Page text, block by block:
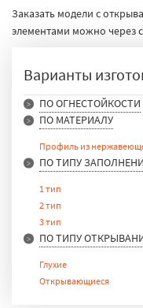
Заказать модели с
элементами можно через
Варианты
ПО ОГНЕСТОЙКОСТИ
E 15
E 90
ПО МАТЕРИАЛУ
Профиль из
ПО ТИПУ
1 тип
2 тип
3 тип
ПО ТИПУ
Глухие
Открывающиеся